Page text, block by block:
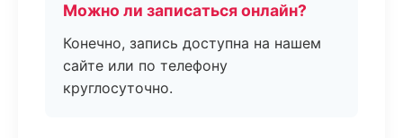
Можно ли записаться онлайн?
Конечно, запись доступна на нашем
сайте или по телефону
круглосуточно.